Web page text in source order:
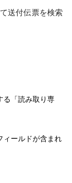
送付伝票を検索
る「読み取り専
ィールドが含まれ